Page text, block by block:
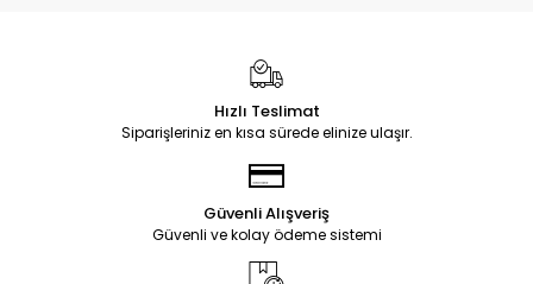
Hızlı Teslimat
Siparişleriniz en kısa sürede elinize ulaşır.
Güvenli Alışveriş
Güvenli ve kolay ödeme sistemi